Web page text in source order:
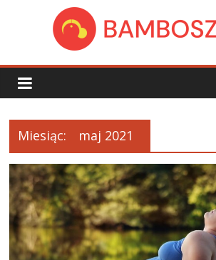
bambosza.pl
Miesiąc: maj 2021